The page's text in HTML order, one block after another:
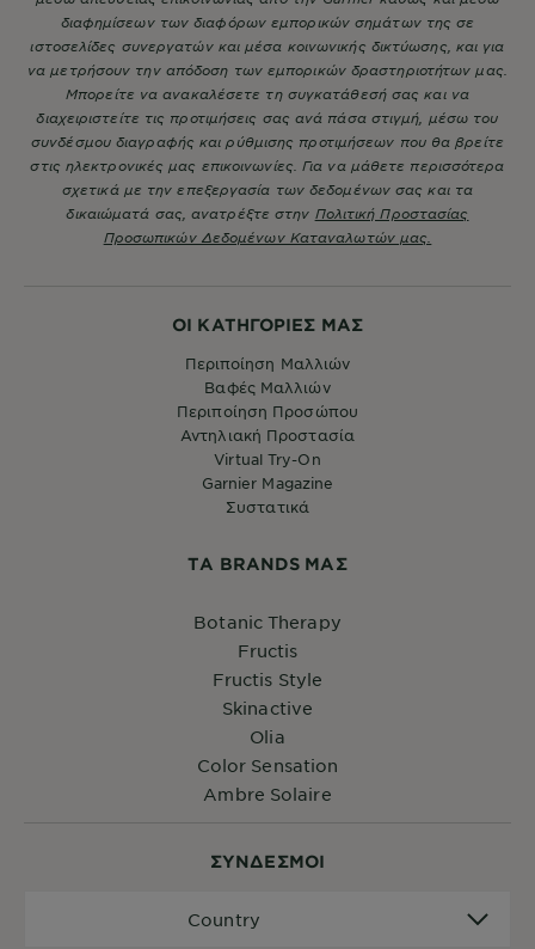
ΣYΝΔΕΣΜΟΙ
Country
ΟΙ ΚΑΤΗΓΟΡΙΕΣ ΜΑΣ
Περιποίηση Μαλλιών
Βαφές Μαλλιών
Περιποίηση Προσώπου
Αντηλιακή Προστασία
Virtual Try-On
Garnier Magazine
Συστατικά
ΤA BRANDS ΜΑΣ
Botanic Therapy
Fructis
Fructis Style
Skinactive
Olia
Color Sensation
Ambre Solaire
διαφημίσεων των διαφόρων εμπορικών σημάτων της σε
ιστοσελίδες συνεργατών και μέσα κοινωνικής δικτύωσης, και για
να μετρήσουν την απόδοση των εμπορικών δραστηριοτήτων μας.
Μπορείτε να ανακαλέσετε τη συγκατάθεσή σας και να
διαχειριστείτε τις προτιμήσεις σας ανά πάσα στιγμή, μέσω του
συνδέσμου διαγραφής και ρύθμισης προτιμήσεων που θα βρείτε
στις ηλεκτρονικές μας επικοινωνίες. Για να μάθετε περισσότερα
σχετικά με την επεξεργασία των δεδομένων σας και τα
δικαιώματά σας, ανατρέξτε στην Πολιτική Προστασίας
Προσωπικών Δεδομένων Καταναλωτών μας.